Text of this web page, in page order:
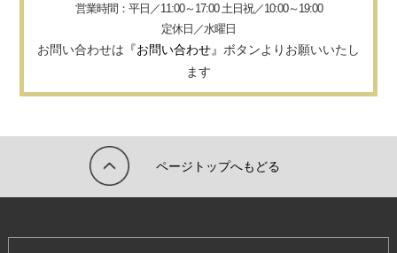
営業時間：平日／11:00～17:00 土日祝／10:00～19:00
定休日／水曜日
お問い合わせは 『お問い合わせ』 ボタンよりお願いいたし
ます
ページトップへもどる